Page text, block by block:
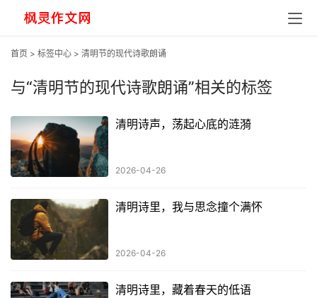
首页 > 标签中心 > 清明节的现代诗歌朗诵
与“清明节的现代诗歌朗诵”相关的标签
清明诗声，荡起心底的涟漪
2026-04-26
清明诗里，我与思念撞个满怀
2026-04-26
清明诗里，藏着春天的低语